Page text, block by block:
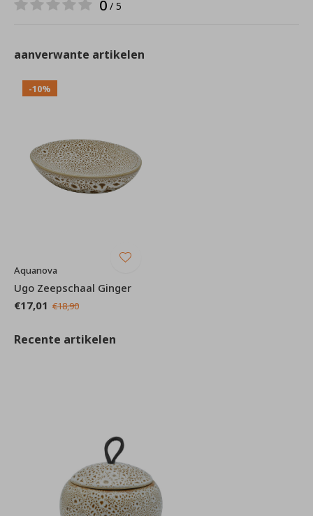
0 / 5
aanverwante artikelen
-10%
Aquanova
Ugo Zeepschaal Ginger
€17,01 €18,90
Recente artikelen